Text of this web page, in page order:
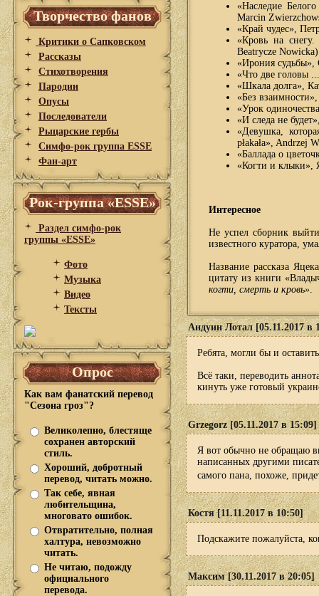
Творчество фанов
Критики о Сапковском
Рассказы
Стихотворения
Пародии
Опусы
Последователи
Рыцарские гербы
Симфо-рок группа ESSE
Фан-арт
Рок-группа «ESSE»
Раздел симфо-рок
группы «ESSE»
Фото
Музыка
Видео
Тексты
Опрос
Как вам фанатский перевод
"Сезона гроз"?
Великолепно, блестяще
сохранен авторский
стиль.
Хороший, добротный
перевод, читать можно.
Так себе, явная
любительщина,
многовато ошибок.
Отвратительно, полная
халтура, невозможно
читать.
Не читаю, подожду
официального
перевода.
«Наследие
Marcin
«Край чудес»,
«Кровь на
Beatrycze Nowicka)
«Ирония судьбы»,
«Что две головы
«Шкала долга»,
«Без
«Урок
«И следа не
«Девушка,
płakała», Andrzej
«Баллада о
«Когти и клыки»,
Интересное
Не успел сборник
известного куратора,
Название рассказа
цитату из книги
когти, смерть и кровь».
Андуин Лотал [05.11.2017 в
Ребята, могли бы и
Всё таки, переводить
кинуть уже готовый
Grzegorz [05.11.2017 в 15:09]
Я вот обычно не обращаю
написанных другими
самого пана, похоже,
Костя [11.11.2017 в 10:50]
Подскажите пожалуйста,
Максим [30.11.2017 в 20:05]